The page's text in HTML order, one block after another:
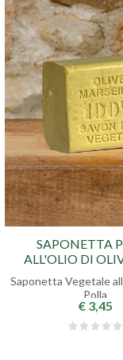
SAPONETTA
ALL'OLIO DI
Saponetta Vegetale
Polla
€ 3,45